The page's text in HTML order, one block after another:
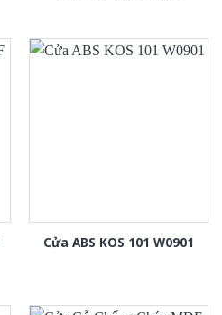
Cửa ABS KOS 101 W0901